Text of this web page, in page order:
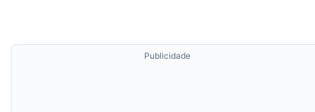
Publicidade